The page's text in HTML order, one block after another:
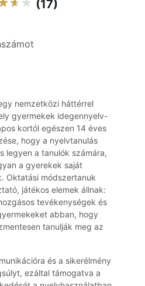
(17)
nemzetközi háttérrel
gyermekek idegennyelv-
kortól egészen 14 éves
hogy a nyelvtanulás
legyen a tanulók számára,
a gyerekek saját
Oktatási módszertanuk
játékos elemek állnak:
tevékenységek és
abban, hogy
tanulják meg az
és a sikerélmény
ezáltal támogatva a